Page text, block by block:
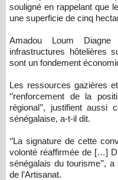
souligné en rappelant que
une superficie de cinq
Amadou Loum
infrastructures hôtelières
sont un fondement
Les ressources gazières
‘’renforcement de la
régional’’, justifient aussi
sénégalaise, a-t-il dit.
‘’La signature de cette
volonté réaffirmée de […]
sénégalais du tourisme’’,
de l’Artisanat.